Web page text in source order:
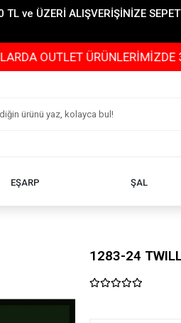
ve ÜZERİ ALIŞVERİŞİNİZE
ÜRÜNLERİMİZDE 3000
EŞARP ŞAL
1283-24